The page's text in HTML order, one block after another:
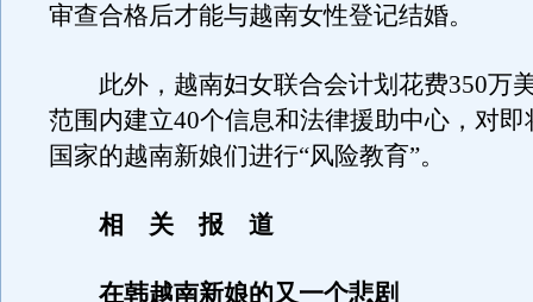
审查合格后才能与越南女性登记结婚。
此外，越南妇女联合会计划花费350万
范围内建立40个信息和法律援助中心，对
国家的越南新娘们进行“风险教育”。
相 关 报 道
在韩越南新娘的又一个悲剧